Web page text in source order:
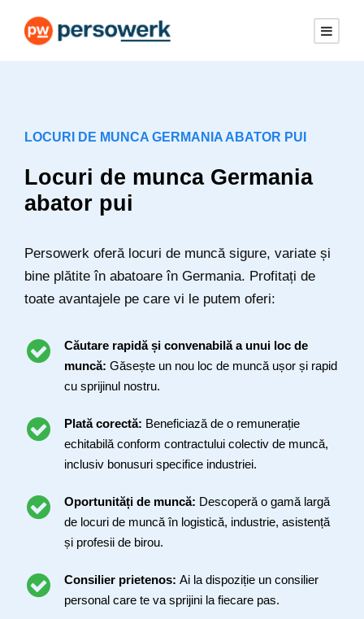
LOCURI DE MUNCA GERMANIA ABATOR PUI
Locuri de munca Germania
abator pui
Persowerk oferă locuri de muncă sigure, variate și
bine plătite în abatoare în Germania. Profitați de
toate avantajele pe care vi le putem oferi:
Căutare rapidă și convenabilă a unui loc de
muncă: Găsește un nou loc de muncă ușor și rapid
cu sprijinul nostru.
Plată corectă: Beneficiază de o remunerație
echitabilă conform contractului colectiv de muncă,
inclusiv bonusuri specifice industriei.
Oportunități de muncă: Descoperă o gamă largă
de locuri de muncă în logistică, industrie, asistență
și profesii de birou.
Consilier prietenos: Ai la dispoziție un consilier
personal care te va sprijini la fiecare pas.